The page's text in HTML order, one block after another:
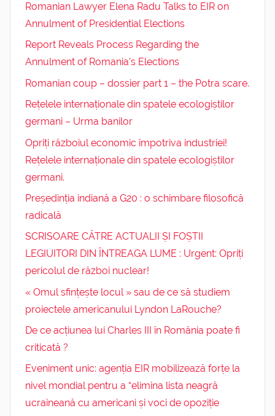
Romanian Lawyer Elena Radu Talks to EIR on
Annulment of Presidential Elections
Report Reveals Process Regarding the
Annulment of Romania’s Elections
Romanian coup – dossier part 1 – the Potra scare.
Rețelele internaționale din spatele ecologiștilor
germani – Urma banilor
Opriți războiul economic împotriva industriei!
Rețelele internaționale din spatele ecologiștilor
germani.
Președinția indiană a G20 : o schimbare filosofică
radicală
SCRISOARE CĂTRE ACTUALII ȘI FOȘTII
LEGIUITORI DIN ÎNTREAGA LUME : Urgent: Opriți
pericolul de război nuclear!
« Omul sfințește locul » sau de ce să studiem
proiectele americanului Lyndon LaRouche?
De ce acțiunea lui Charles III în România poate fi
criticată ?
Eveniment unic: agenția EIR mobilizează forțe la
nivel mondial pentru a “elimina lista neagră
ucraineană cu americani și voci de opoziție